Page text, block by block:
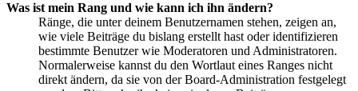
Was ist mein Rang und wie kann ich ihn ändern?
Ränge, die unter deinem Benutzernamen stehen, zeigen an,
wie viele Beiträge du bislang erstellt hast oder identifizieren
bestimmte Benutzer wie Moderatoren und Administratoren.
Normalerweise kannst du den Wortlaut eines Ranges nicht
direkt ändern, da sie von der Board-Administration festgelegt